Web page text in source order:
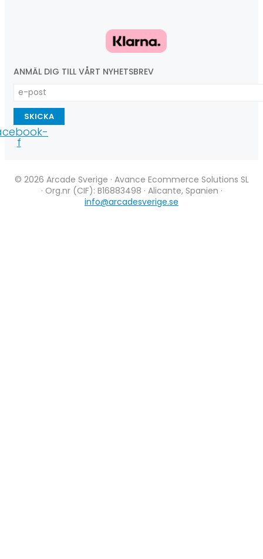
ANMÄL DIG TILL VÅRT NYHETSBREV
SKICKA
f
© 2026 Arcade Sverige · Avance Ecommerce Solutions SL
· Org.nr (CIF): B16883498 · Alicante, Spanien ·
info@arcadesverige.se